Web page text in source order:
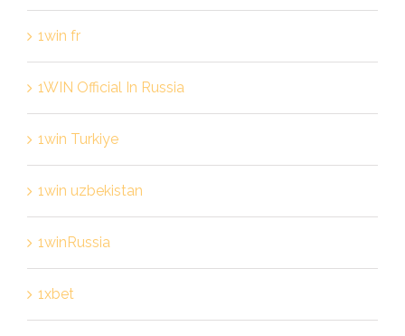
1win fr
1WIN Official In Russia
1win Turkiye
1win uzbekistan
1winRussia
1xbet